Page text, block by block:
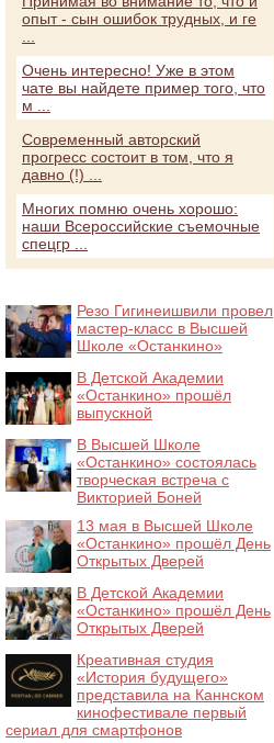
опыт - сын ошибок трудных, и ге
Очень интересно! Уже в этом
чате вы найдете пример того, что
м ...
Современный авторский
прогресс состоит в том, что я
давно (!) ...
Многих помню очень хорошо:
наши Всероссийские съемочные
спецгр ...
Резо Гигинеишвили провел
мастер-класс в Высшей
Школе «Останкино»
В Детской Академии
«Останкино» прошёл
выпускной
В Высшей Школе
«Останкино» состоялась
творческая встреча с
Викторией Боней
13 мая в Высшей Школе
«Останкино» прошёл День
Открытых Дверей
В Детской Академии
«Останкино» прошёл День
Открытых Дверей
Креативная студия
«История будущего»
представила на Каннском
кинофестивале первый
сериал для смартфонов